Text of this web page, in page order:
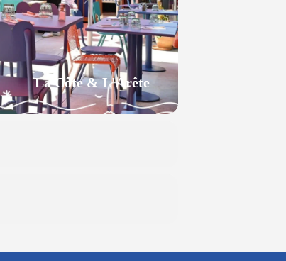
La Côte & L'Arête